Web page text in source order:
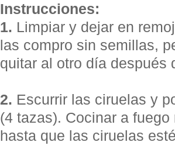
Instrucciones:
1. Limpiar y dejar en
las compro sin semillas,
quitar al otro día después
2. Escurrir las ciruelas y
(4 tazas). Cocinar a
hasta que las ciruelas